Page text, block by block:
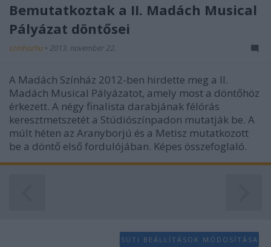
Bemutatkoztak a II. Madách Musical
Pályázat döntősei
szinhazhu • 2013. november 22.
A Madách Színház 2012-ben hirdette meg a II.
Madách Musical Pályázatot, amely most a döntőhöz
érkezett. A négy finalista darabjának félórás
keresztmetszetét a Stúdiószínpadon mutatják be. A
múlt héten az Aranyborjú és a Metisz mutatkozott
be a döntő első fordulójában. Képes összefoglaló.
SÜTI BEÁLLÍTÁSOK MÓDOSÍTÁSA